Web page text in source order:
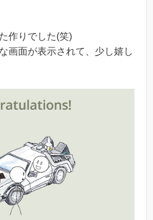
作りでした(笑)
画面が表示されて、少し嬉し